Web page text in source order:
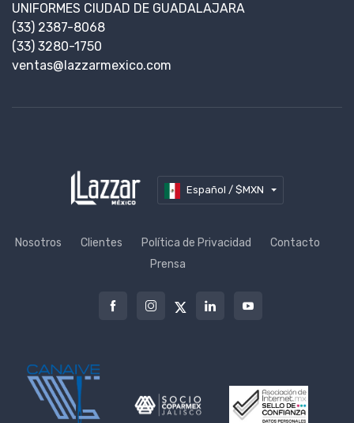
UNIFORMES CIUDAD DE GUADALAJARA
(33) 2387-8068
(33) 3280-1750
ventas@lazzarmexico.com
Español / $MXN
Nosotros Clientes Política de Privacidad
Contacto
Prensa